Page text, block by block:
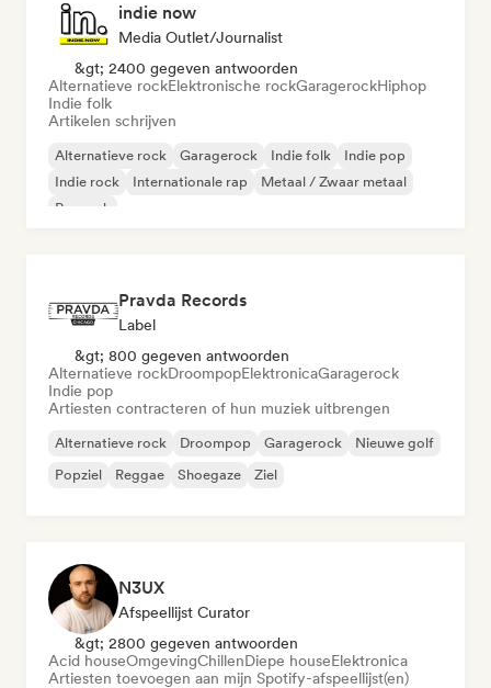
indie now
Media Outlet/Journalist
&gt; 2400 gegeven antwoorden
Alternatieve rockElektronische rockGaragerockHiphop
Indie folk
Artikelen schrijven
Alternatieve rock Garagerock Indie folk
Indie pop
Indie rock
Internationale rap
Metaal / Zwaar metaal
Poprock
Pravda Records
Label
&gt; 800 gegeven antwoorden
Alternatieve rockDroompopElektronicaGaragerock
Indie pop
Artiesten contracteren of hun muziek uitbrengen
Alternatieve rock Droompop Garagerock
Nieuwe golf
Popziel
Reggae Shoegaze Ziel
N3UX
Afspeellijst Curator
&gt; 2800 gegeven antwoorden
Acid houseOmgevingChillenDiepe houseElektronica
Artiesten toevoegen aan mijn Spotify-afspeellijst(en)